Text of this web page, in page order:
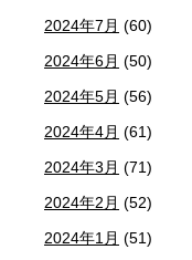
2024年7月 (60)
2024年6月 (50)
2024年5月 (56)
2024年4月 (61)
2024年3月 (71)
2024年2月 (52)
2024年1月 (51)